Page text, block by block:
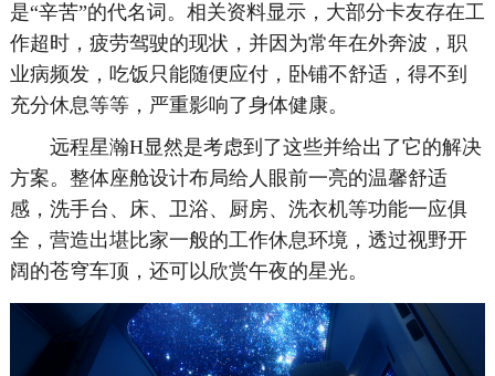
是“辛苦”的代名词。相关资料显示，大部分卡友存在工
作超时，疲劳驾驶的现状，并因为常年在外奔波，职
业病频发，吃饭只能随便应付，卧铺不舒适，得不到
充分休息等等，严重影响了身体健康。
远程星瀚H显然是考虑到了这些并给出了它的解决
方案。整体座舱设计布局给人眼前一亮的温馨舒适
感，洗手台、床、卫浴、厨房、洗衣机等功能一应俱
全，营造出堪比家一般的工作休息环境，透过视野开
阔的苍穹车顶，还可以欣赏午夜的星光。